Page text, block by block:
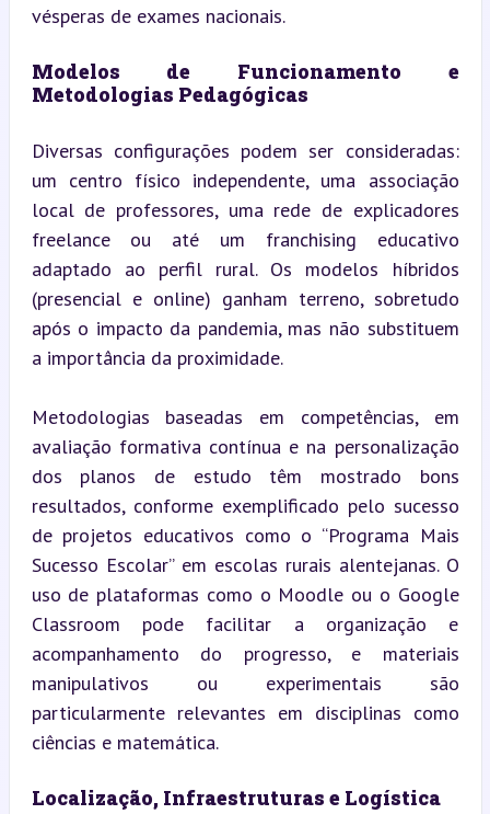
vésperas de exames nacionais.
Modelos de Funcionamento e
Metodologias Pedagógicas
Diversas configurações podem ser consideradas:
um centro físico independente, uma associação
local de professores, uma rede de explicadores
freelance ou até um franchising educativo
adaptado ao perfil rural. Os modelos híbridos
(presencial e online) ganham terreno, sobretudo
após o impacto da pandemia, mas não substituem
a importância da proximidade.
Metodologias baseadas em competências, em
avaliação formativa contínua e na personalização
dos planos de estudo têm mostrado bons
resultados, conforme exemplificado pelo sucesso
de projetos educativos como o “Programa Mais
Sucesso Escolar” em escolas rurais alentejanas. O
uso de plataformas como o Moodle ou o Google
Classroom pode facilitar a organização e
acompanhamento do progresso, e materiais
manipulativos ou experimentais são
particularmente relevantes em disciplinas como
ciências e matemática.
Localização, Infraestruturas e Logística